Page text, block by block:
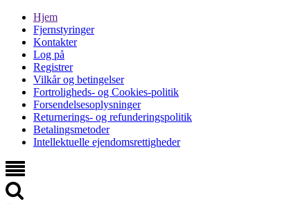
Hjem
Fjernstyringer
Kontakter
Log på
Registrer
Vilkår og betingelser
Fortroligheds- og Cookies-politik
Forsendelsesoplysninger
Returnerings- og refunderingspolitik
Betalingsmetoder
Intellektuelle ejendomsrettigheder